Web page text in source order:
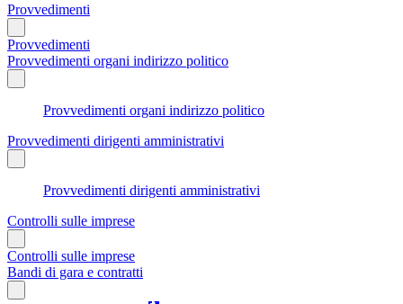
Provvedimenti
Provvedimenti
Provvedimenti organi indirizzo politico
Provvedimenti organi indirizzo politico
Provvedimenti dirigenti amministrativi
Provvedimenti dirigenti amministrativi
Controlli sulle imprese
Controlli sulle imprese
Bandi di gara e contratti